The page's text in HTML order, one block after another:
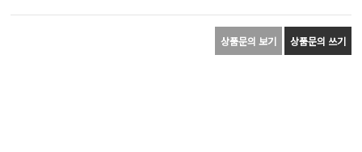
상품문의 보기 상품문의 쓰기